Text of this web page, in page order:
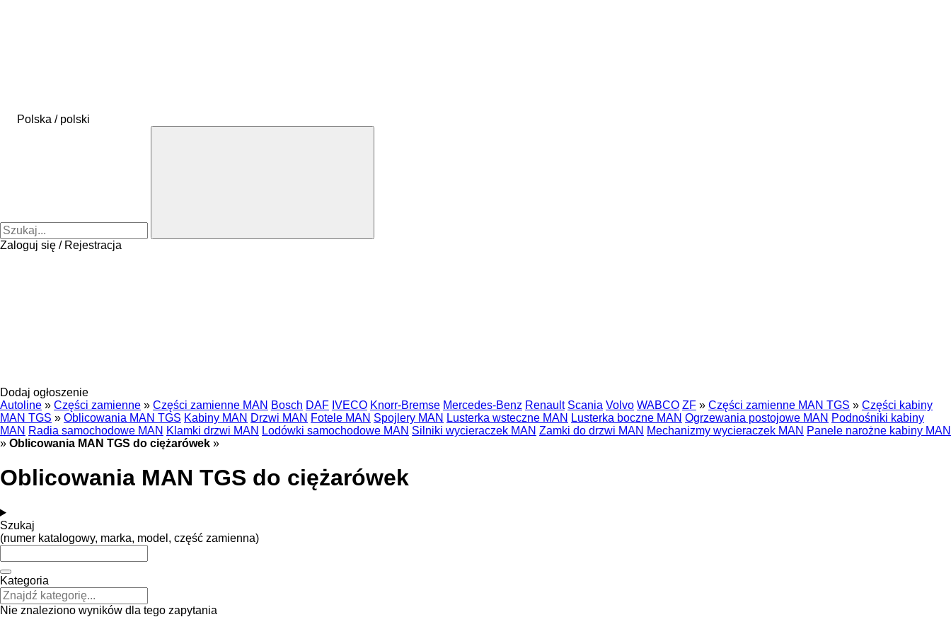
Polska / polski
Zaloguj się / Rejestracja
Dodaj ogłoszenie
Autoline » Części zamienne » Części zamienne MAN Bosch DAF IVECO Knorr-Bremse Mercedes-Benz Renault Scania Volvo WABCO ZF » Części zamienne MAN TGS » Części kabiny
MAN TGS » Oblicowania MAN TGS Kabiny MAN Drzwi MAN Fotele MAN Spojlery MAN Lusterka wsteczne MAN Lusterka boczne MAN Ogrzewania postojowe MAN Podnośniki kabiny
MAN Radia samochodowe MAN Klamki drzwi MAN Lodówki samochodowe MAN Silniki wycieraczek MAN Zamki do drzwi MAN Mechanizmy wycieraczek MAN Panele narożne kabiny MAN
» Oblicowania MAN TGS do ciężarówek »
Oblicowania MAN TGS do ciężarówek
Szukaj
(numer katalogowy, marka, model, część zamienna)
Kategoria
Nie znaleziono wyników dla tego zapytania